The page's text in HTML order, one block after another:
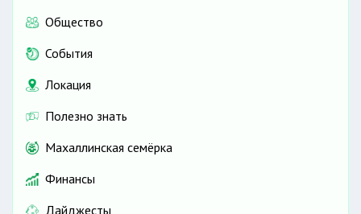
Общество
События
Локация
Полезно знать
Махаллинская семёрка
Финансы
Дайджесты